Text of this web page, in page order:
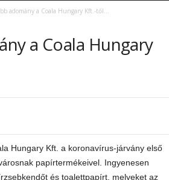
adomány a Coala Hungary Kft.-től…
a Coala Hungary
Hungary Kft. a koronavírus-járvány első
papírtermékeivel. Ingyenesen
és toalettpapírt, melyeket az